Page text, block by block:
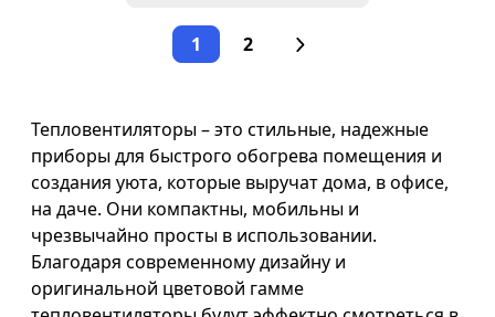
1 2
Тепловентиляторы – это стильные, надежные
приборы для быстрого обогрева помещения и
создания уюта, которые выручат дома, в офисе,
на даче. Они компактны, мобильны и
чрезвычайно просты в использовании.
Благодаря современному дизайну и
оригинальной цветовой гамме